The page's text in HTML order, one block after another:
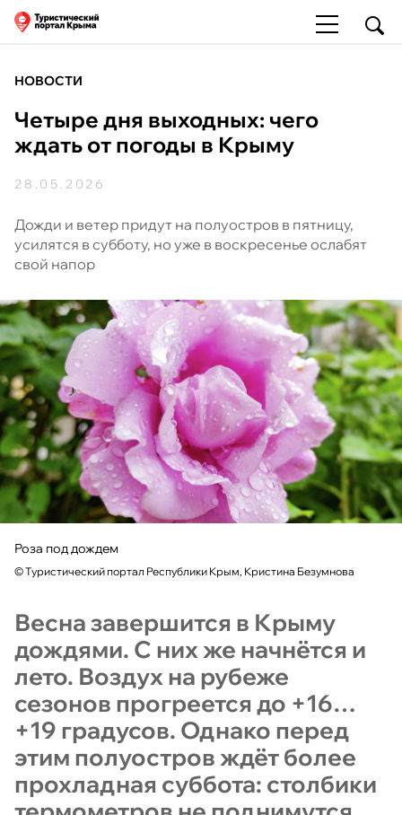
НОВОСТИ
Четыре дня выходных: чего
ждать от погоды в Крыму
28.05.2026
Дожди и ветер придут на полуостров в пятницу,
усилятся в субботу, но уже в воскресенье ослабят
свой напор
Роза под дождем
©Туристический портал Республики Крым, Кристина Безумнова
Весна завершится в Крыму
дождями. С них же начнётся и
лето. Воздух на рубеже
сезонов прогреется до +16…
+19 градусов. Однако перед
этим полуостров ждёт более
прохладная суббота: столбики